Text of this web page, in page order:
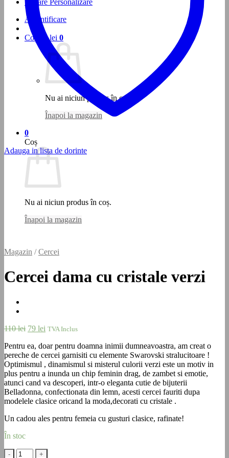
Testare Personalizare
Autentificare
Coș / 0lei 0
Nu ai niciun produs în coș.
Înapoi la magazin
0
Coș
Nu ai niciun produs în coș.
Înapoi la magazin
Adauga in lista de dorinte
Magazin / Cercei
Cercei dama cu cristale verzi
110lei Prețul
a
fost:
110 lei.
79 lei Prețul
este:
79 lei.
TVA Inclus
Pentru ea, doar pentru doamna inimii dumneavoastra, am creat o
pereche de cercei garnisiti cu elemente Swarovski stralucitoare !
Optimismul , dinamismul si misterul culorii verzi este un motiv in
plus pentru a inunda un chip feminin drag, de zambet si emotie,
atunci cand va descoperi, intr-o eleganta cutie de bijuterii
Belladonna, confectionata din lemn, acesti cercei fauriti dupa
modelele clasice oricand la moda,decorati cu cristale .
Un cadou ales pentru femeia cu gusturi clasice, rafinate!
În stoc
Cantitate